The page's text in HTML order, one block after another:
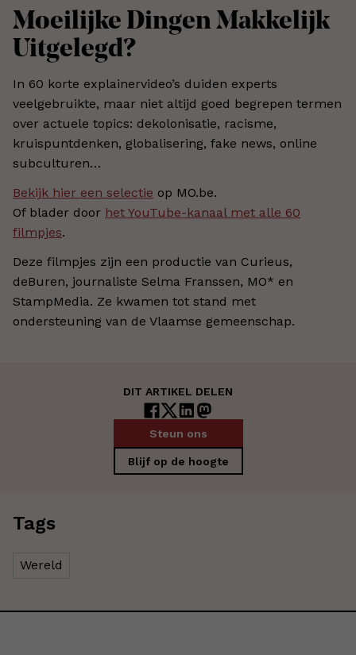
Moeilijke Dingen Makkelijk
Uitgelegd?
In 60 korte explainervideo’s duiden experts
veelgebruikte, maar niet altijd goed begrepen termen
over actuele topics: dekolonisatie, racisme,
kruispuntdenken, globalisering, fake news, online
subculturen…
Bekijk hier een selectie op MO.be.
Of blader door het YouTube-kanaal met alle 60
filmpjes.
Deze filmpjes zijn een productie van Curieus,
deBuren, journaliste Selma Franssen, MO* en
StampMedia. Ze kwamen tot stand met
ondersteuning van de Vlaamse gemeenschap.
DIT ARTIKEL DELEN
Steun ons
Blijf op de hoogte
Tags
Wereld